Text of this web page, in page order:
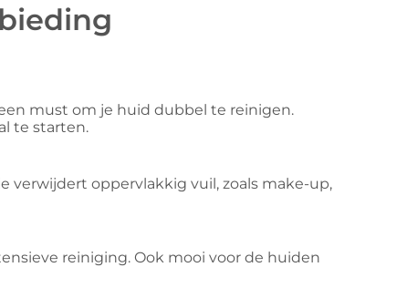
must om je huid dubbel te reinigen.
te starten.
verwijdert oppervlakkig vuil, zoals make-up,
reiniging. Ook mooi voor de huiden